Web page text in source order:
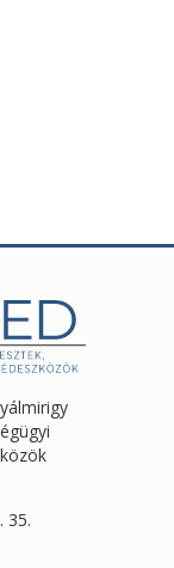
35.